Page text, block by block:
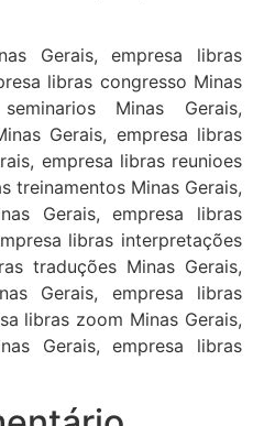
Gerais, empresa libras
libras congresso Minas
Minas Gerais,
Gerais, empresa libras
empresa libras reunioes
treinamentos Minas Gerais,
Gerais, empresa libras
libras interpretações
traduções Minas Gerais,
Gerais, empresa libras
libras zoom Minas Gerais,
Gerais, empresa libras